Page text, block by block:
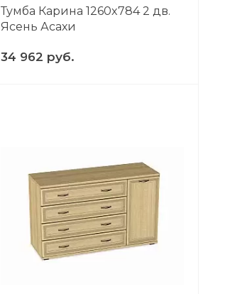
Тумба Карина 1260x784 2 дв.
Ясень Асахи
34 962 руб.